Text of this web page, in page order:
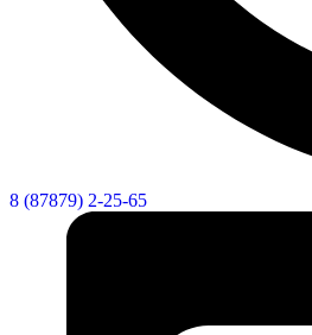
8 (87879) 2-25-65